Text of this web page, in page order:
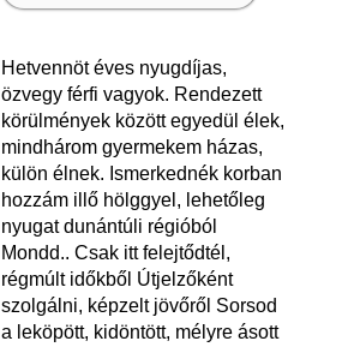
Hetvennöt éves nyugdíjas,
özvegy férfi vagyok. Rendezett
körülmények között egyedül élek,
mindhárom gyermekem házas,
külön élnek. Ismerkednék korban
hozzám illő hölggyel, lehetőleg
nyugat dunántúli régióból
Mondd.. Csak itt felejtődtél,
régmúlt időkből Útjelzőként
szolgálni, képzelt jövőről Sorsod
a leköpött, kidöntött, mélyre ásott